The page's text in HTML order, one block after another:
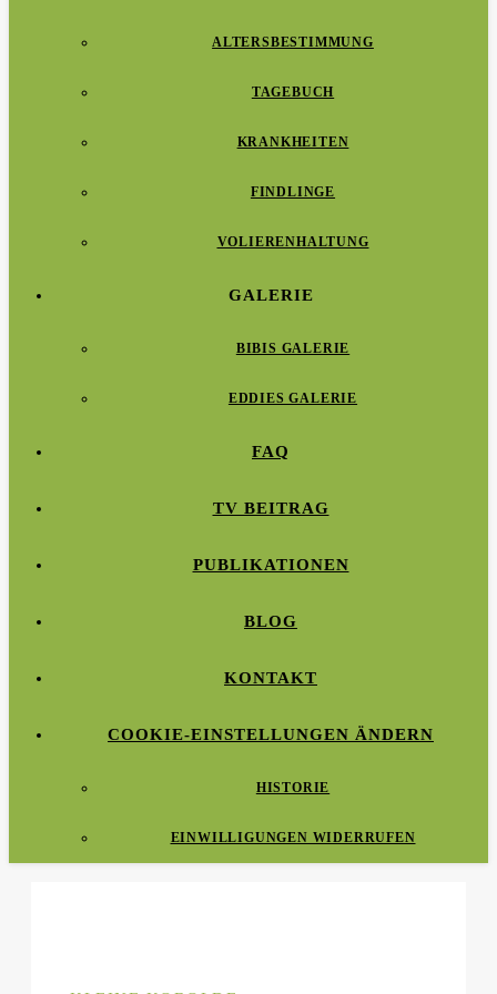
ALTERSBESTIMMUNG
TAGEBUCH
KRANKHEITEN
FINDLINGE
VOLIERENHALTUNG
GALERIE
BIBIS GALERIE
EDDIES GALERIE
FAQ
TV BEITRAG
PUBLIKATIONEN
BLOG
KONTAKT
COOKIE-EINSTELLUNGEN ÄNDERN
HISTORIE
EINWILLIGUNGEN WIDERRUFEN